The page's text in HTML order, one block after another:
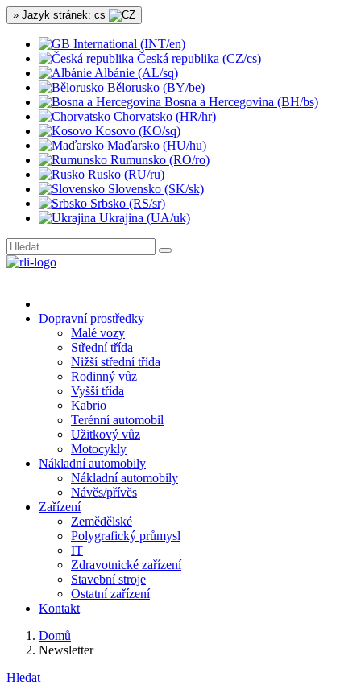
» Jazyk stránek: cs
International (INT/en)
Česká republika (CZ/cs)
Albánie (AL/sq)
Bělorusko (BY/be)
Bosna a Hercegovina (BH/bs)
Chorvatsko (HR/hr)
Kosovo (KO/sq)
Maďarsko (HU/hu)
Rumunsko (RO/ro)
Rusko (RU/ru)
Slovensko (SK/sk)
Srbsko (RS/sr)
Ukrajina (UA/uk)
Dopravní prostředky
Malé vozy
Střední třída
Nižší střední třída
Rodinný vůz
Vyšší třída
Kabrio
Terénní automobil
Užitkový vůz
Motocykly
Nákladní automobily
Nákladní automobily
Návěs/přívěs
Zařízení
Zemědělské
Polygrafický průmysl
IT
Zdravotnické zařízení
Stavební stroje
Ostatní zařízení
Kontakt
Domů
Newsletter
Hledat